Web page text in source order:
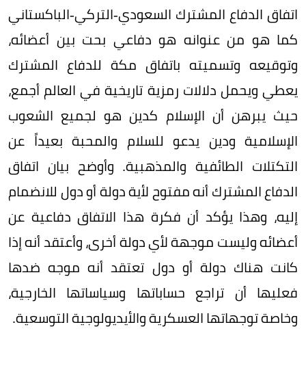
اتفاق الدفاع المشترك السعودي-التركي-الباكستاني
كما هو من عنوانه هو دفاعي بحت بين أعضائه،
وتوقيعه وتسميته باتفاق مكة للدفاع المشترك
يعطي ويحمل دلالات رمزية تاريخية في العالم أجمع،
حيث يبرهن أن الإسلام كدين هو لجميع الشعوب
الإسلامية ودين يدعو للسلام والمحبة بعيداً عن
التكتلات الطائفية والمذهبية. وأوضح بيان اتفاق
الدفاع المشترك أنه مفتوح لأية دولة أو دول للانضمام
إليه، وهذا يؤكد أن فكرة هذا الاتفاق دفاعية عن
أعضائه وليست موجهة لأي دولة أخرى، وأعتقد أنه إذا
كانت هناك دولة أو دول تعتقد أنه موجه ضدها
فعليها أن تراجع حساباتها وسياساتها الخارجية،
وخاصة توجهاتها العسكرية والأيديولوجية التوسعية.